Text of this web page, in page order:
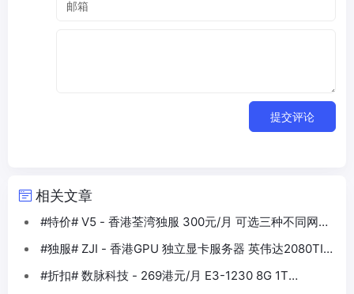
提交评论
相关文章
#特价# V5 - 香港荃湾独服 300元/月 可选三种不同网络
#独服# ZJI - 香港GPU 独立显卡服务器 英伟达2080TI
#折扣# 数脉科技 - 269港元/月 E3-1230 8G 1T